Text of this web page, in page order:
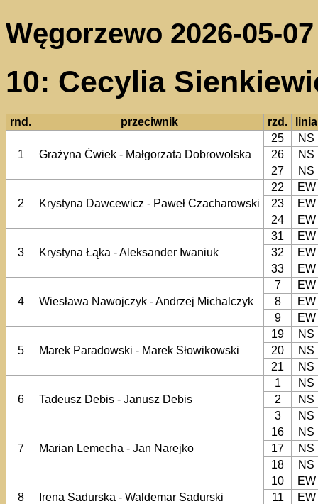
Węgorzewo 2026-05-07
10: Cecylia
rnd. przeciwnik rzd. linia
1 Grażyna Ćwiek - Małgorzata Dobrowolska
25
NS
26
NS
27
NS
2 Krystyna Dawcewicz - Paweł Czacharowski
22
EW
23
EW
24
EW
3 Krystyna Łąka - Aleksander Iwaniuk
31
EW
32
EW
33
EW
4 Wiesława Nawojczyk - Andrzej Michalczyk
7
EW
8
EW
9
EW
5 Marek Paradowski - Marek Słowikowski
19
NS
20
NS
21
NS
6 Tadeusz Debis - Janusz Debis
1
NS
2
NS
3
NS
7 Marian Lemecha - Jan Narejko
16
NS
17
NS
18
NS
8 Irena Sadurska - Waldemar Sadurski
10
EW
11
EW